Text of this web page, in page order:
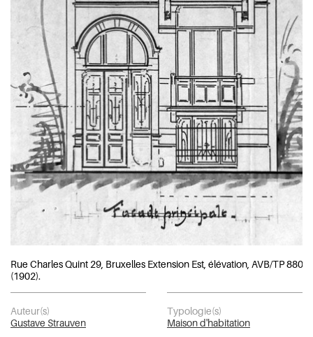
Rue Charles Quint 29, Bruxelles Extension Est, élévation, AVB/TP 8806
(1902).
Auteur(s)
Gustave Strauven
Typologie(s)
Maison d'habitation